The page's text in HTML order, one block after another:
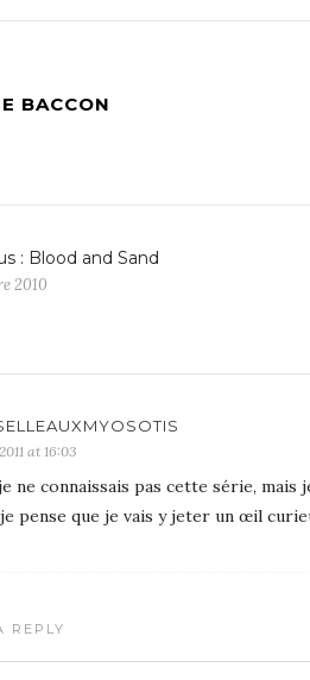
BACCON
: Blood and Sand
2010
at 16:03
ne connaissais pas cette série, mais
pense que je vais y jeter un œil
REPLY